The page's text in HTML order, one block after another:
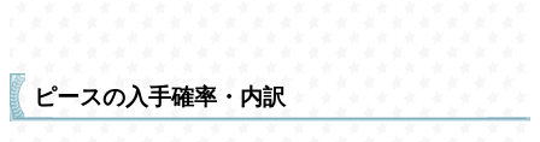
ピースの入手確率・内訳